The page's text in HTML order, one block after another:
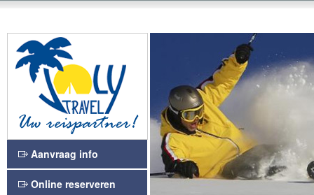
Aanvraag info
Online reserveren